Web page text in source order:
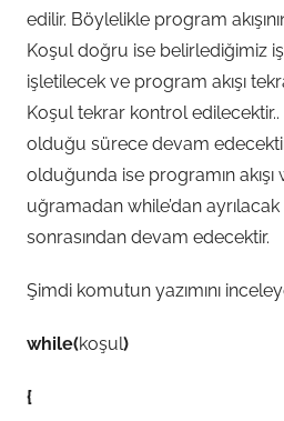
edilir. Böylelikle program
Koşul doğru ise belirlediğimiz
işletilecek ve program akışı
Koşul tekrar kontrol
olduğu sürece devam
olduğunda ise programın
uğramadan while’dan
sonrasından devam edecektir.
Şimdi komutun yazımını
while(koşul)
{